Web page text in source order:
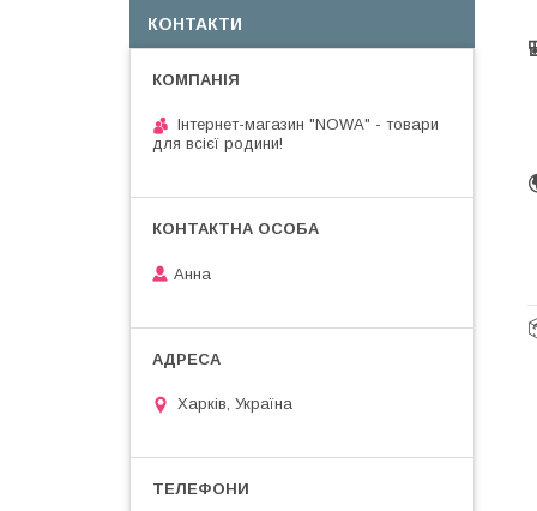
КОНТАКТИ
Інтернет-магазин "NOWA" - товари
для всієї родини!
Анна
Харків, Україна